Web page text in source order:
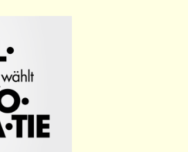
und weitere Planung
für unsere Besucher